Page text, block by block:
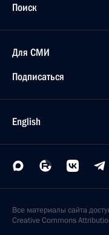
Поиск
Для СМИ
Подписаться
English
Все материалы сайта
Creative Commons